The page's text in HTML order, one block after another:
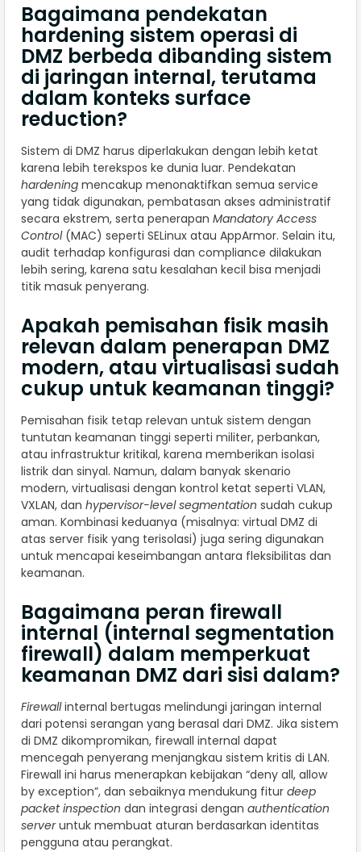
Bagaimana pendekatan
hardening sistem operasi di
DMZ berbeda dibanding sistem
di jaringan internal, terutama
dalam konteks surface
reduction?
Sistem di DMZ harus diperlakukan dengan lebih ketat
karena lebih terekspos ke dunia luar. Pendekatan
hardening mencakup menonaktifkan semua service
yang tidak digunakan, pembatasan akses administratif
secara ekstrem, serta penerapan Mandatory Access
Control(MAC) seperti SELinux atau AppArmor. Selain itu,
audit terhadap konfigurasi dan compliance dilakukan
lebih sering, karena satu kesalahan kecil bisa menjadi
titik masuk penyerang.
Apakah pemisahan fisik masih
relevan dalam penerapan DMZ
modern, atau virtualisasi sudah
cukup untuk keamanan tinggi?
Pemisahan fisik tetap relevan untuk sistem dengan
tuntutan keamanan tinggi seperti militer, perbankan,
atau infrastruktur kritikal, karena memberikan isolasi
listrik dan sinyal. Namun, dalam banyak skenario
modern, virtualisasi dengan kontrol ketat seperti VLAN,
VXLAN, dan hypervisor-level segmentation sudah cukup
aman. Kombinasi keduanya (misalnya: virtual DMZ di
atas server fisik yang terisolasi) juga sering digunakan
untuk mencapai keseimbangan antara fleksibilitas dan
keamanan.
Bagaimana peran firewall
internal (internal segmentation
firewall) dalam memperkuat
keamanan DMZ dari sisi dalam?
Firewallinternal bertugas melindungi jaringan internal
dari potensi serangan yang berasal dari DMZ. Jika sistem
di DMZ dikompromikan, firewall internal dapat
mencegah penyerang menjangkau sistem kritis di LAN.
Firewall ini harus menerapkan kebijakan “deny all, allow
by exception”, dan sebaiknya mendukung fitur deep
packet inspection dan integrasi dengan authentication
serveruntuk membuat aturan berdasarkan identitas
pengguna atau perangkat.